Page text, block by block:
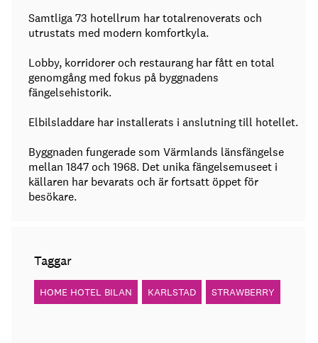
Samtliga 73 hotellrum har totalrenoverats och
utrustats med modern komfortkyla.
Lobby, korridorer och restaurang har fått en total
genomgång med fokus på byggnadens
fängelsehistorik.
Elbilsladdare har installerats i anslutning till hotellet.
Byggnaden fungerade som Värmlands länsfängelse
mellan 1847 och 1968. Det unika fängelsemuseet i
källaren har bevarats och är fortsatt öppet för
besökare.
Taggar
HOME HOTEL BILAN KARLSTAD STRAWBERRY